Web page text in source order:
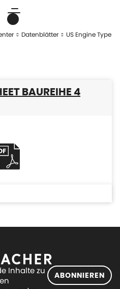
Datenblätter
US Engine Type
BAUREIHE 4
Inhalte zu
ABONNIEREN